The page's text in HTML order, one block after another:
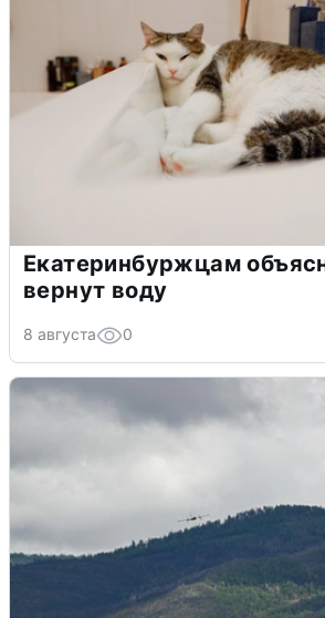
Екатеринбуржцам
вернут воду
8 августа 0